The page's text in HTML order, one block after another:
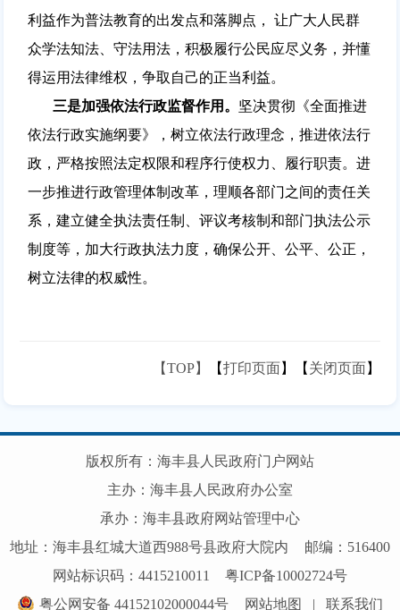
利益作为普法教育的出发点和落脚点， 让广大人民群
众学法知法、守法用法，积极履行公民应尽义务，并懂
得运用法律维权，争取自己的正当利益。
三是加强依法行政监督作用。 坚决贯彻《全面推进
依法行政实施纲要》，树立依法行政理念，推进依法行
政，严格按照法定权限和程序行使权力、履行职责。进
一步推进行政管理体制改革，理顺各部门之间的责任关
系，建立健全执法责任制、评议考核制和部门执法公示
制度等，加大行政执法力度，确保公开、公平、公正，
树立法律的权威性。
【TOP】 【打印页面】【 关闭页面】
版权所有：海丰县人民政府门户网站
主办：海丰县人民政府办公室
承办：海丰县政府网站管理中心
地址：海丰县红城大道西988号县政府大院内
邮编：516400
网站标识码：4415210011
粤ICP备10002724号
粤公网安备 44152102000044号
网站地图 联系我们